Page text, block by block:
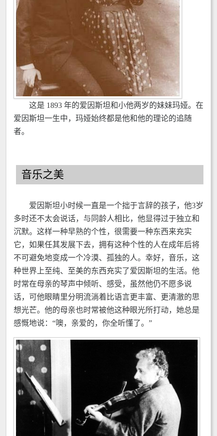
这是 1893 年的爱因斯坦和小他两岁的妹妹玛娅。在
爱因斯坦一生中，玛娅始终都是他和他的理论的追随
者。
音乐之美
爱因斯坦小时候一直是一个拙于言辞的孩子，他3岁
多时还不太会说话，与同龄人相比，他显得过于独立和
沉默。这样一种早熟的个性，很需要一种东西来充实
它，如果任其发展下去，拥有这种个性的人在成年后将
不可避免地变成一个冷漠、孤独的人。幸好，音乐，这
种世界上至纯、至美的东西充实了爱因斯坦的生活。他
时常在母亲的琴声中倾听、感受，虽然他仍不愿多说
话，可他眼睛里分明流淌着比语言更丰富、更清澈的思
想光芒。他的母亲也时常被他这种眼光所打动，她总是
感慨地说：“噢，亲爱的，你全听懂了。”